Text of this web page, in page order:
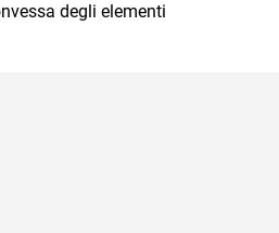
degli elementi